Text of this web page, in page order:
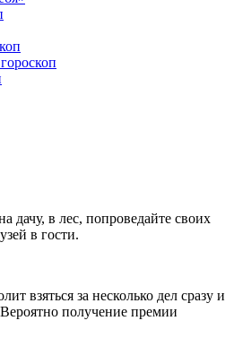
дачу, в лес, попроведайте своих
в гости.
взяться за несколько дел сразу и
получение премии